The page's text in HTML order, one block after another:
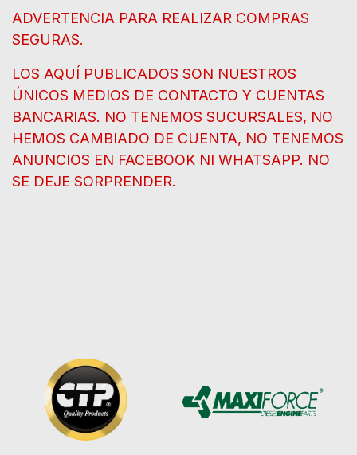
ADVERTENCIA PARA REALIZAR COMPRAS
SEGURAS.
LOS AQUÍ PUBLICADOS SON NUESTROS
ÚNICOS MEDIOS DE CONTACTO Y CUENTAS
BANCARIAS. NO TENEMOS SUCURSALES, NO
HEMOS CAMBIADO DE CUENTA, NO TENEMOS
ANUNCIOS EN FACEBOOK NI WHATSAPP. NO
SE DEJE SORPRENDER.